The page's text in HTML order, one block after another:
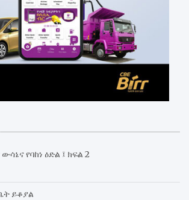
የባከነ ዕድል ፤ ክፍል 2
ይቆያል